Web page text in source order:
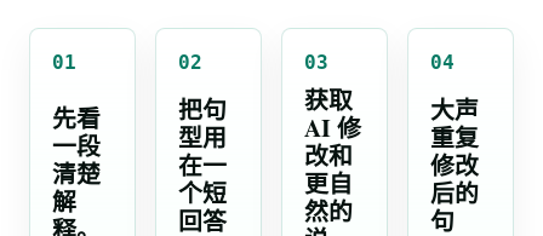
01
先看
一段
清楚
解
02
把句
型用
在一
个短
回答
03
获取
AI 修
改和
更自
然的
04
大声
重复
修改
后的
句